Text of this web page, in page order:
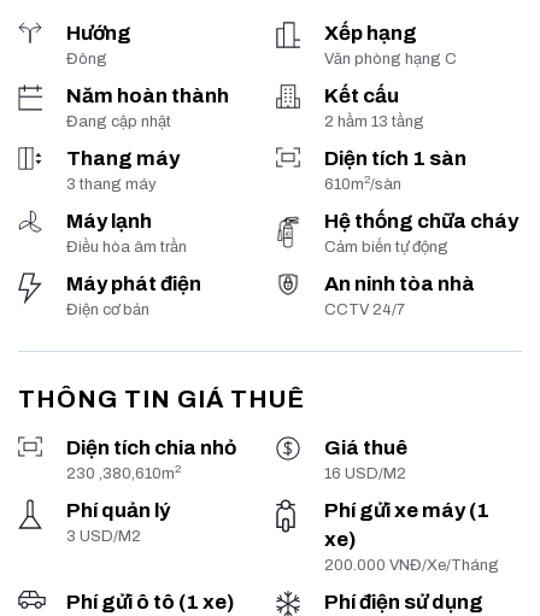
Hướng
Đông
Xếp hạng
Văn phòng hạng C
Năm hoàn thành
Đang cập nhật
Kết cấu
2 hầm 13 tầng
Thang máy
3 thang máy
Diện tích 1 sàn
610m2/sàn
Máy lạnh
Điều hòa âm trần
Hệ thống chữa cháy
Cảm biến tự động
Máy phát điện
Điện cơ bản
An ninh tòa nhà
CCTV 24/7
THÔNG TIN GIÁ THUÊ
Diện tích chia nhỏ
230 ,380,610m2
Giá thuê
16 USD/M2
Phí quản lý
3 USD/M2
Phí gửi xe máy (1
xe)
200.000 VNĐ/Xe/Tháng
Phí gửi ô tô (1 xe) Phí điện sử dụng